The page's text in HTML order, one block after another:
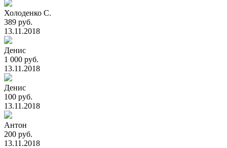
Холоденко С.
389 руб.
13.11.2018
Денис
1 000 руб.
13.11.2018
Денис
100 руб.
13.11.2018
Антон
200 руб.
13.11.2018